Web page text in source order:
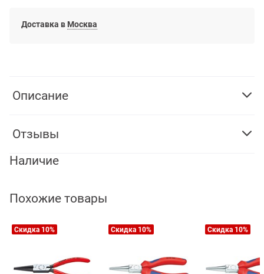
Доставка в Москва
Описание
Отзывы
Наличие
Похожие товары
Скидка 10% Скидка 10% Скидка 10%